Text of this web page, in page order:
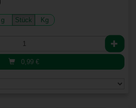
g Stück Kg
0,99 €